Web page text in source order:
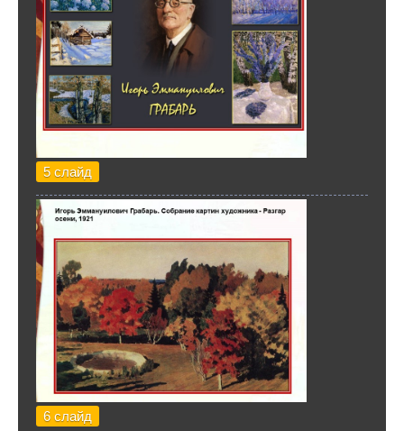
5 слайд
6 слайд